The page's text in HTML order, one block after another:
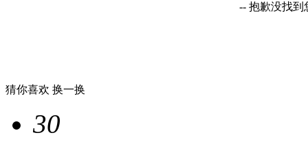
-- 抱歉没找到
猜你喜欢 换一换
30